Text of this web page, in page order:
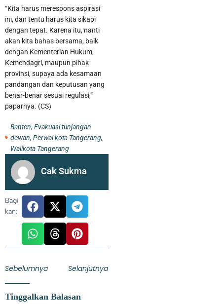
Kurangi Beban Sampah di TPA Jatiwaringin, Pemkab Tangerang
Berencana Buka TPS3R di Tigaraksa
“Kita harus merespons aspirasi
ini, dan tentu harus kita sikapi
dengan tepat. Karena itu, nanti
akan kita bahas bersama, baik
dengan Kementerian Hukum,
Kemendagri, maupun pihak
provinsi, supaya ada kesamaan
pandangan dan keputusan yang
benar-benar sesuai regulasi,”
paparnya. (CS)
Banten, Evakuasi tunjangan
dewan, Perwal kota Tangerang,
Walikota Tangerang
Cak Sukma
Bagi
kan:
Sebelumnya Selanjutnya
Tinggalkan Balasan